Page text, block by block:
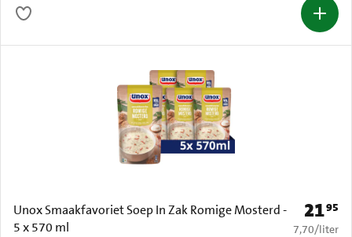
Unox Smaakfavoriet Soep In Zak Romige Mosterd -
5 x 570 ml
Prijs: €
2195
€ 7,70 per
7,70/liter